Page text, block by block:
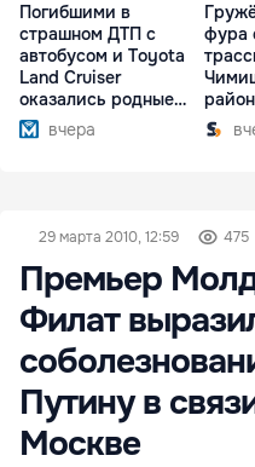
Погибшими в
страшном ДТП с
автобусом и Toyota
Land Cruiser
оказались родные
братьявчера
фура
29 марта 2010, 12:59 475
Премьер
Филат
Путину в
Москве